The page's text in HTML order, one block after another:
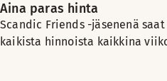
Aina paras hinta
Scandic Friends -jäsenenä
kaikista hinnoista kaikkina